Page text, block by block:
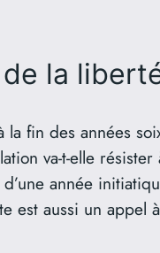
la
fin des années
va-t-elle
année
est aussi un